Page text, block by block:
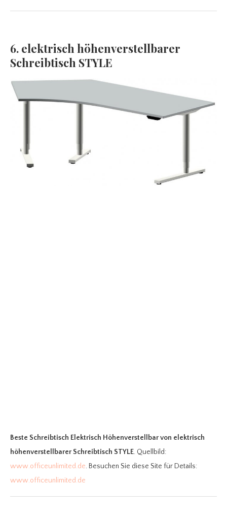
6. elektrisch höhenverstellbarer
Schreibtisch STYLE
Beste Schreibtisch Elektrisch Höhenverstellbarvon elektrisch
höhenverstellbarer Schreibtisch STYLE. Quellbild:
www.officeunlimited.de. Besuchen Sie diese Site für Details:
www.officeunlimited.de